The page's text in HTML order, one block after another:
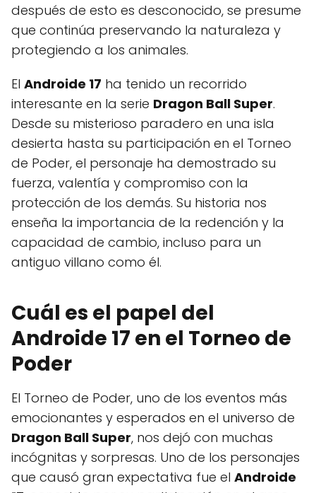
después de esto es desconocido, se presume
que continúa preservando la naturaleza y
protegiendo a los animales.
El Androide 17 ha tenido un recorrido
interesante en la serie Dragon Ball Super.
Desde su misterioso paradero en una isla
desierta hasta su participación en el Torneo
de Poder, el personaje ha demostrado su
fuerza, valentía y compromiso con la
protección de los demás. Su historia nos
enseña la importancia de la redención y la
capacidad de cambio, incluso para un
antiguo villano como él.
Cuál es el papel del
Androide 17 en el Torneo de
Poder
El Torneo de Poder, uno de los eventos más
emocionantes y esperados en el universo de
Dragon Ball Super, nos dejó con muchas
incógnitas y sorpresas. Uno de los personajes
que causó gran expectativa fue el Androide